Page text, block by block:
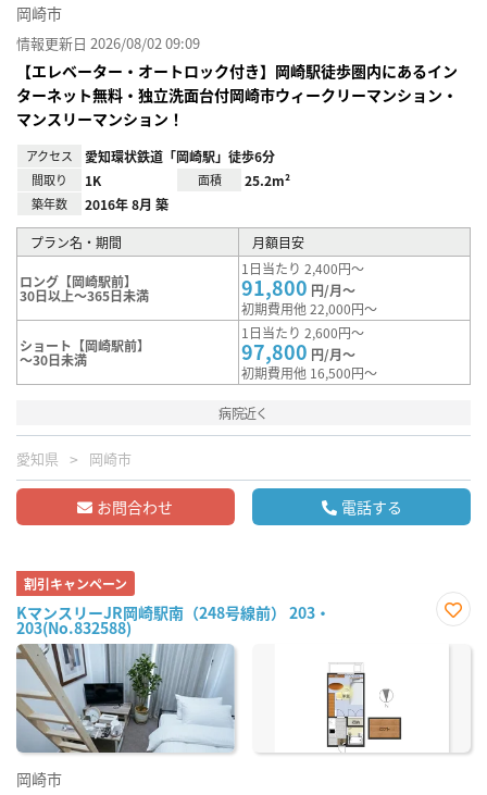
岡崎市
情報更新日 2026/08/02 09:09
【エレベーター・オートロック付き】岡崎駅徒歩圏内にあるイン
ターネット無料・独立洗面台付岡崎市ウィークリーマンション・
マンスリーマンション！
アクセス 愛知環状鉄道「岡崎駅」徒歩6分
間取り 1K 面積 25.2m²
築年数 2016年 8月 築
プラン名・期間 月額目安
ロング【岡崎駅前】
30日以上～365日未満
1日当たり 2,400円～
91,800 円/月～
初期費用他 22,000円～
ショート【岡崎駅前】
～30日未満
1日当たり 2,600円～
97,800 円/月～
初期費用他 16,500円～
病院近く
愛知県 岡崎市
お問合わせ 電話する
割引キャンペーン
KマンスリーJR岡崎駅南（248号線前） 203・
203(No.832588)
に入
岡崎市